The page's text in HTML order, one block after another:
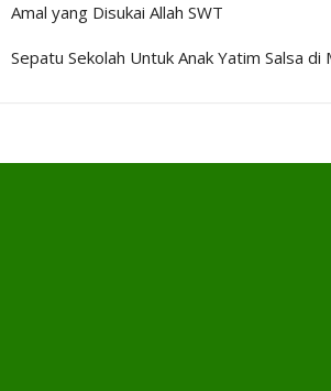
Amal yang Disukai Allah SWT
Sepatu Sekolah Untuk Anak Yatim Salsa di